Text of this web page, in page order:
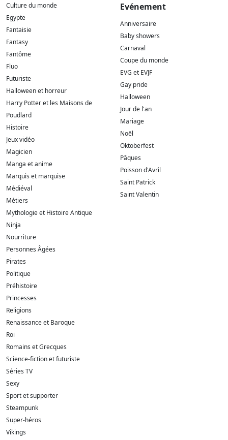
Culture du monde
Egypte
Fantaisie
Fantasy
Fantôme
Fluo
Futuriste
Halloween et horreur
Harry Potter et les Maisons de
Poudlard
Histoire
Jeux vidéo
Magicien
Manga et anime
Marquis et marquise
Médiéval
Métiers
Mythologie et Histoire Antique
Ninja
Nourriture
Personnes Âgées
Pirates
Politique
Préhistoire
Princesses
Religions
Renaissance et Baroque
Roi
Romains et Grecques
Science-fiction et futuriste
Séries TV
Sexy
Sport et supporter
Steampunk
Super-héros
Vikings
Evénement
Anniversaire
Baby showers
Carnaval
Coupe du monde
EVG et EVJF
Gay pride
Halloween
Jour de l'an
Mariage
Noël
Oktoberfest
Pâques
Poisson d'Avril
Saint Patrick
Saint Valentin